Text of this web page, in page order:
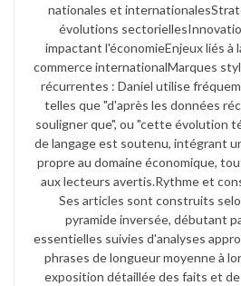
nationales et internationales​
évolutions sectorielles​
impactant l'économie​ Enjeux liés à
commerce international​ Marques
récurrentes : Daniel utilise
telles que "d'après les données
souligner que", ou "cette évolution
de langage est soutenu, intégrant
propre au domaine économique,
aux lecteurs avertis.​ Rythme et
Ses articles sont construits
pyramide inversée, débutant
essentielles suivies d'analyses
phrases de longueur moyenne à
exposition détaillée des faits et